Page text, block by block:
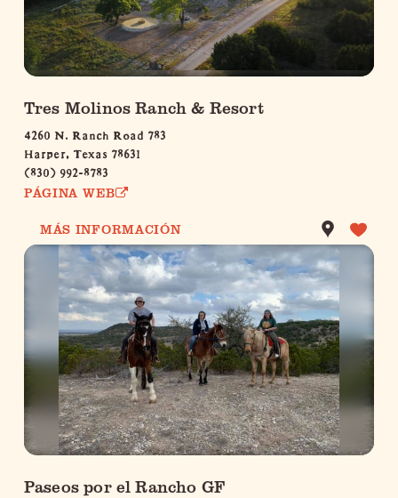
Tres Molinos Ranch & Resort
4260 N. Ranch Road 783
Harper, Texas 78631
(830) 992-8783
PÁGINA WEB
MÁS INFORMACIÓN
Paseos por el Rancho GF